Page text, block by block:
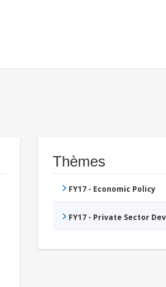
Thèmes
FY17 - Economic Policy
FY17 - Private Sector